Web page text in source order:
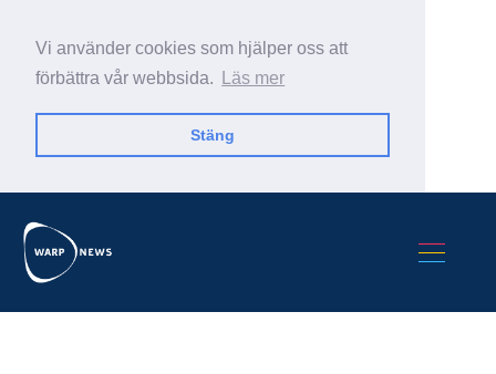
Vi använder cookies som hjälper oss att
förbättra vår webbsida.
Läs mer
Stäng